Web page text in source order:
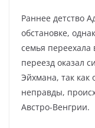
Раннее детство
обстановке,
семья
переезд оказал
Эйхмана, так как
неправды,
Австро-Венгрии.